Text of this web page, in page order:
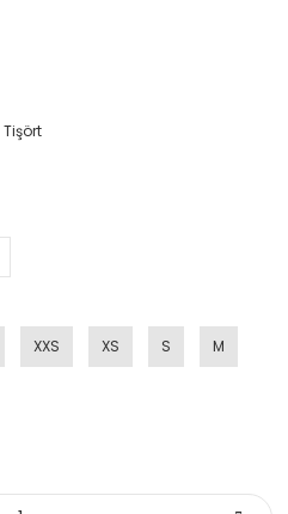
XXS XS S M